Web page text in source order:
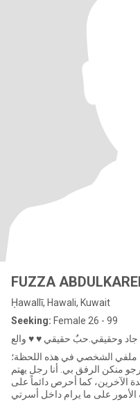
FUZZA
Ḥawallī, Hawali, Kuwait
Seeking: Female 26 - 99
جاد وحقيقي.حبٌ حقيقي ♥️ ♥️ والع
ملفي الشخصي في هذه اللحظة؛
منكن الرفق بي. أنا رجل يهتم
الآخرين، كما أحرص دائماً على
الأمور على ما يرام داخل أسرتي